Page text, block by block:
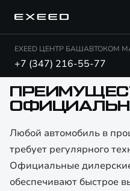
EXEED ЦЕНТР БАШАВТОКОМ
+7 (347) 216-55-77
Любой автомобиль в
требует регулярного
Официальные
обеспечивают быстрое